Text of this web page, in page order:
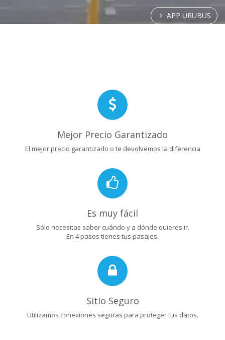
APP URUBUS
Mejor Precio Garantizado
El mejor precio garantizado o te devolvemos la diferencia
Es muy fácil
Sólo necesitas saber cuándo y a dónde quieres ir.
En 4 pasos tienes tus pasajes.
Sitio Seguro
Utilizamos conexiones seguras para proteger tus datos.